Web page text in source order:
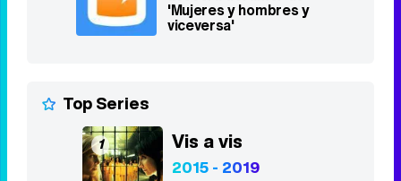
'Mujeres y hombres y
viceversa'
Top Series
1 Vis a vis
2015 - 2019